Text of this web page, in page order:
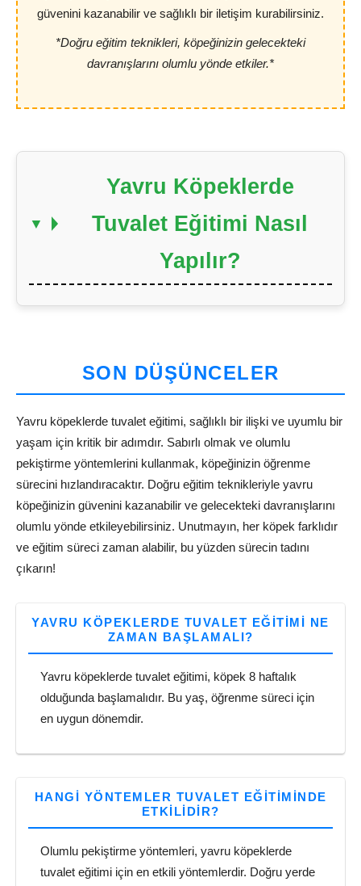
güvenini kazanabilir ve sağlıklı bir iletişim kurabilirsiniz.
*Doğru eğitim teknikleri, köpeğinizin gelecekteki
davranışlarını olumlu yönde etkiler.*
Yavru Köpeklerde
Tuvalet Eğitimi Nasıl
Yapılır?
SON DÜŞÜNCELER
Yavru köpeklerde tuvalet eğitimi, sağlıklı bir ilişki ve uyumlu bir
yaşam için kritik bir adımdır. Sabırlı olmak ve olumlu
pekiştirme yöntemlerini kullanmak, köpeğinizin öğrenme
sürecini hızlandıracaktır. Doğru eğitim teknikleriyle yavru
köpeğinizin güvenini kazanabilir ve gelecekteki davranışlarını
olumlu yönde etkileyebilirsiniz. Unutmayın, her köpek farklıdır
ve eğitim süreci zaman alabilir, bu yüzden sürecin tadını
çıkarın!
YAVRU KÖPEKLERDE TUVALET EĞITIMI NE
ZAMAN BAŞLAMALI?
Yavru köpeklerde tuvalet eğitimi, köpek 8 haftalık
olduğunda başlamalıdır. Bu yaş, öğrenme süreci için
en uygun dönemdir.
HANGI YÖNTEMLER TUVALET EĞITIMINDE
ETKILIDIR?
Olumlu pekiştirme yöntemleri, yavru köpeklerde
tuvalet eğitimi için en etkili yöntemlerdir. Doğru yerde